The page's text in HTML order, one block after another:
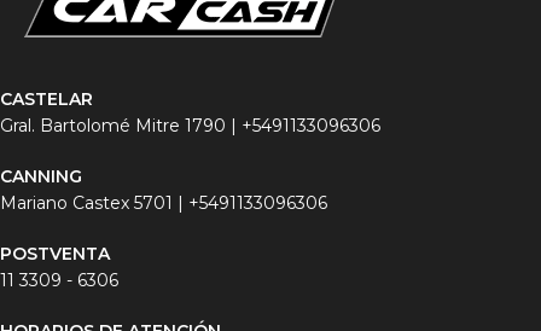
CASTELAR
Gral. Bartolomé Mitre 1790 |
+5491133096306
CANNING
Mariano Castex 5701 | +5491133096306
POSTVENTA
11 3309 - 6306